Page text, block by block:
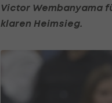
Victor Wembanyama
klaren Heimsieg.